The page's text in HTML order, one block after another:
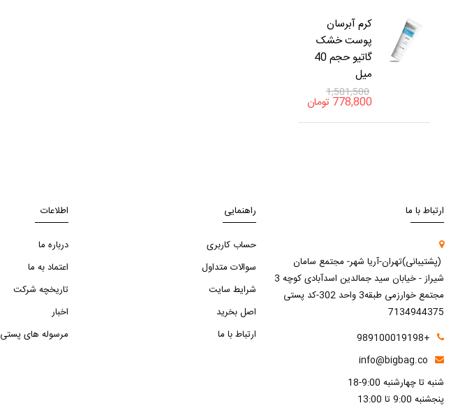
کرم آبرسان
پوست خشک
گاتیو حجم 40
میل
1,501,500
778,800 تومان
ارتباط با ما
(پشتیبانی)تهران-آریا شهر- مجتمع سامان
شیراز - خیابان سید جمالدین اسدآبادی کوچه 3
مجتمع خوارزمی طبقه3 واحد 302-کد پستی
7134944375
+989100019198
info@bigbag.co
شنبه تا چهارشنبه 9:00-18
پنجشنبه 9:00 تا 13:00
راهنمایی
حساب کاربری
سوالات متداول
شرایط سایت
اصل بخرید
ارتباط با ما
اطلاعات
درباره ما
اعتماد به ما
تاریخچه شرکت
اخبار
مرسوله های پستی